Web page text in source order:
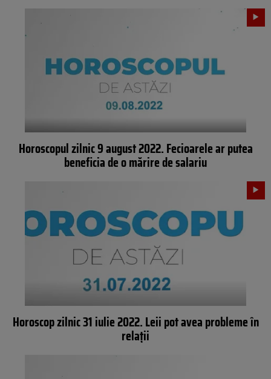
Horoscopul zilnic 9 august 2022. Fecioarele ar putea
beneficia de o mărire de salariu
Horoscop zilnic 31 iulie 2022. Leii pot avea probleme în
relații